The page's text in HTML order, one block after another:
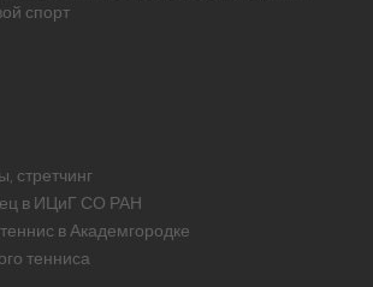
спорт
стретчинг
в ИЦиГ СО РАН
в Академгородке
тенниса